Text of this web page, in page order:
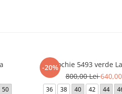
50
-20%Rochie 5493 verde
800,00 Lei
36 38 40 42 44